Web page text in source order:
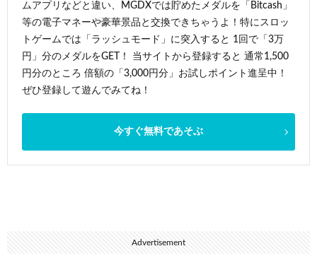
ムアプリなどと違い、MGDXでは貯めたメダルを「Bitcash」
等の電子マネーや豪華景品と交換できちゃうよ！特にスロッ
トゲームでは「ラッシュモード」に突入すると 1回で「3万
円」分のメダルをGET！ 当サイトから登録すると 通常1,500
円分のところ 倍額の「3,000円分」お試しポイント進呈中！
ぜひ登録して遊んでみてね！
今すぐ無料であそぶ
Advertisement